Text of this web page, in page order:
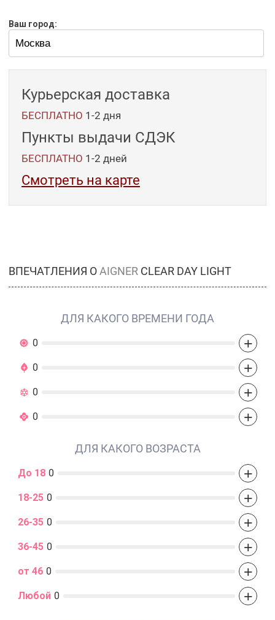
Ваш город:
Курьерская доставка
БЕСПЛАТНО 1-2 дня
Пункты выдачи СДЭК
БЕСПЛАТНО 1-2 дней
Смотреть на карте
ВПЕЧАТЛЕНИЯ О AIGNER CLEAR DAY LIGHT
ДЛЯ КАКОГО ВРЕМЕНИ ГОДА
0 +
0 +
0 +
0 +
ДЛЯ КАКОГО ВОЗРАСТА
До 18 0 +
18-25 0 +
26-35 0 +
36-45 0 +
от 46 0 +
Любой 0 +